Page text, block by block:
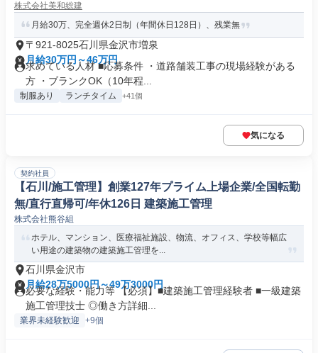
株式会社美和総建
月給30万、完全週休2日制（年間休日128日）、残業無
〒921-8025石川県金沢市増泉
月給30万円～46万円
求めている人材 ■応募条件 ・道路舗装工事の現場経験がある
方 ・ブランクOK（10年程...
制服あり ランチタイム +41個
気になる
契約社員
【石川/施工管理】創業127年プライム上場企業/全国転勤
無/直行直帰可/年休126日 建築施工管理
株式会社熊谷組
ホテル、マンション、医療福祉施設、物流、オフィス、学校等幅広
い用途の建築物の建築施工管理を...
石川県金沢市
月給28万5000円～49万3000円
必要な経験・能力等 【必須】■建築施工管理経験者 ■一級建築
施工管理技士 ◎働き方詳細...
業界未経験歓迎 +9個